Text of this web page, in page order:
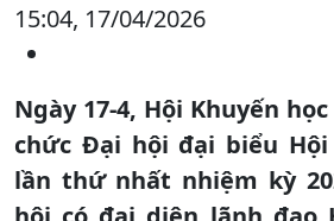
15:04, 17/04/2026
Ngày 17-4, Hội Khuyến
chức Đại hội đại biểu Hội
lần thứ nhất nhiệm kỳ